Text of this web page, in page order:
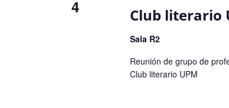
4 Club literario
Sala R2
Reunión de grupo de
Club literario UPM